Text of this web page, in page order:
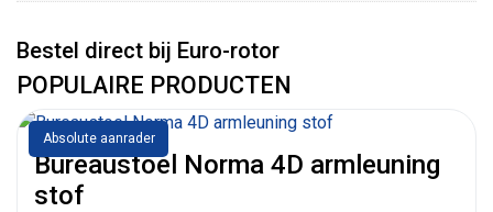
Bestel direct bij Euro-rotor
POPULAIRE PRODUCTEN
Absolute aanrader
Bureaustoel Norma 4D armleuning
stof